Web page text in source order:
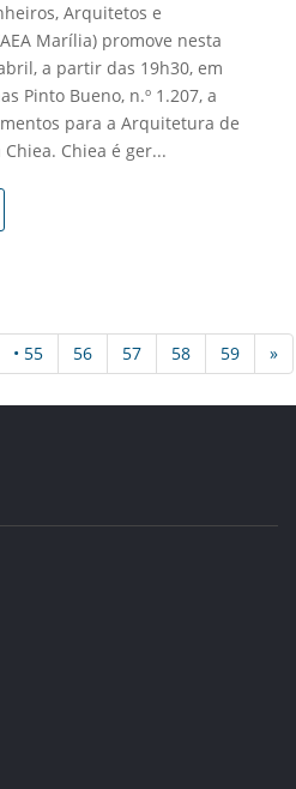
Arquitetos e
Marília) promove nesta
a partir das 19h30, em
Pinto Bueno, n.º 1.207, a
para a Arquitetura de
Chiea é ger...
• 55 56 57 58 59 »